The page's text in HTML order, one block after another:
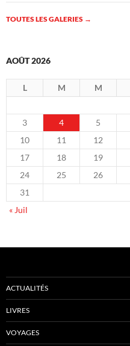
TOUTES LES GALERIES →
AOÛT 2026
L M M
3
4 5
10
11 12
17
18 19
24
25 26
31
« Juil
ACTUALITÉS
LIVRES
VOYAGES